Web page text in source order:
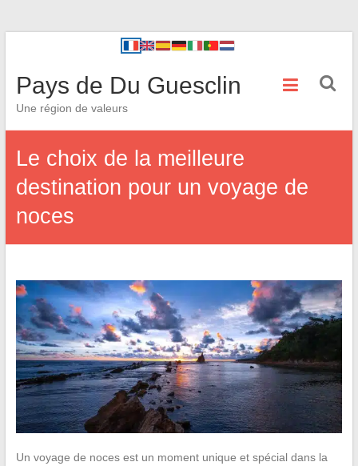
Pays de Du Guesclin
Une région de valeurs
Le choix de la meilleure
destination pour un voyage de
noces
Un voyage de noces est un moment unique et spécial dans la